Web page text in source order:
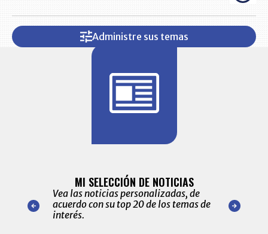
Administre sus temas
nuestro
para
MI SELECCIÓN DE NOTICIAS
Vea las noticias personalizadas, de
acuerdo con su top 20 de los temas de
interés.
de las